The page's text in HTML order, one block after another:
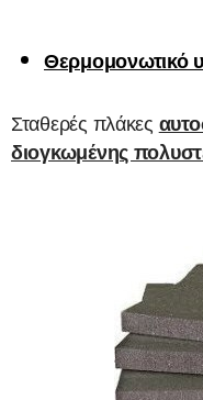
Θερμομονωτικό
Σταθερές πλάκες
διογκωμένης